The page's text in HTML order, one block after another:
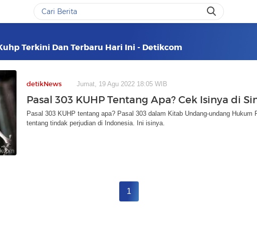
Terkini Dan Terbaru Hari Ini - Detikcom
detikNews Jumat, 19 Agu 2022 18:05 WIB
Pasal 303 KUHP Tentang Apa? Cek Isinya di
Pasal 303 KUHP tentang apa? Pasal 303 dalam Kitab Undang-undang Hukum
tentang tindak perjudian di Indonesia. Ini isinya.
1